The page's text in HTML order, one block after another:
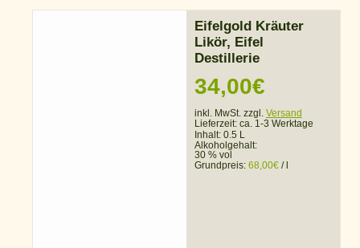
Eifelgold Kräuter
Likör, Eifel
Destillerie
34,00€
inkl. MwSt. zzgl. Versand
Lieferzeit: ca. 1-3 Werktage
Inhalt: 0.5 L
Alkoholgehalt:
30 % vol
Grundpreis: 68,00€ /